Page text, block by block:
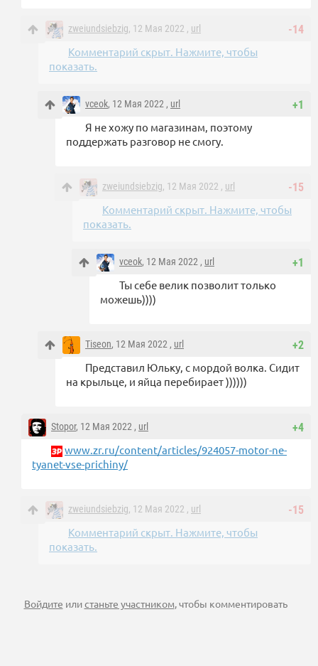
-14
zweiundsiebzig, 12 Мая 2022 , url
Комментарий скрыт. Нажмите, чтобы
показать.
+1
vceok, 12 Мая 2022 , url
Я не хожу по магазинам, поэтому
поддержать разговор не смогу.
-15
zweiundsiebzig, 12 Мая 2022 , url
Комментарий скрыт. Нажмите, чтобы
показать.
+1
vceok, 12 Мая 2022 , url
Ты себе велик позволит только
можешь))))
+2
Tiseon, 12 Мая 2022 , url
Представил Юльку, с мордой волка. Сидит
на крыльце, и яйца перебирает ))))))
+4
Stopor, 12 Мая 2022 , url
www.zr.ru/content/articles/924057-motor-ne-
tyanet-vse-prichiny/
-15
zweiundsiebzig, 12 Мая 2022 , url
Комментарий скрыт. Нажмите, чтобы
показать.
Войдите илистаньте участником, чтобы комментировать